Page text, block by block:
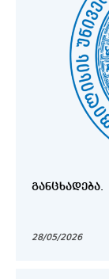
ᲒᲐᲜᲪᲮᲐᲓᲔᲑᲐ.
28/05/2026